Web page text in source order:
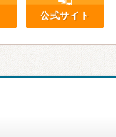
公式サイト